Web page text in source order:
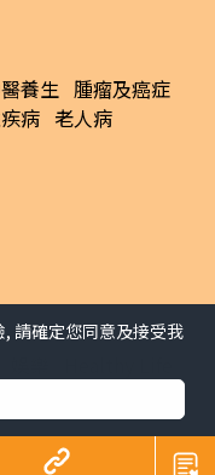
養生 腫瘤及癌症
病 老人病
香港經濟日報版權所有©2026
請確定您同意及接受我